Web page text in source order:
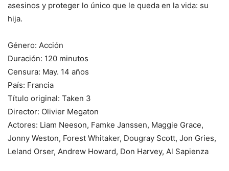
asesinos y proteger lo único que le queda en la vida: su
hija.
Género: Acción
Duración: 120 minutos
Censura: May. 14 años
País: Francia
Título original: Taken 3
Director: Olivier Megaton
Actores: Liam Neeson, Famke Janssen, Maggie Grace,
Jonny Weston, Forest Whitaker, Dougray Scott, Jon Gries,
Leland Orser, Andrew Howard, Don Harvey, Al Sapienza